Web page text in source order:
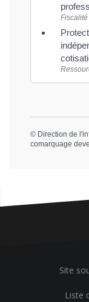
Fiscalité
© Direction de
comarquage
Site
Liste